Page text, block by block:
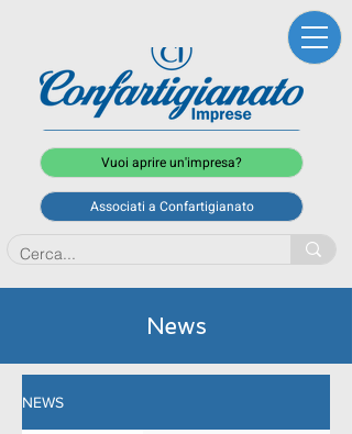
Vuoi aprire un'impresa?
Associati a Confartigianato
News
NEWS